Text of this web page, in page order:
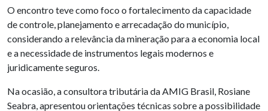
O encontro teve como foco o fortalecimento da capacidade
de controle, planejamento e arrecadação do município,
considerando a relevância da mineração para a economia local
e a necessidade de instrumentos legais modernos e
juridicamente seguros.
Na ocasião, a consultora tributária da AMIG Brasil, Rosiane
Seabra, apresentou orientações técnicas sobre a possibilidade